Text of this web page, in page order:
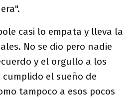
casi lo empata y lleva la
No se dio pero nadie
y el orgullo a los
el sueño de
tampoco a esos pocos